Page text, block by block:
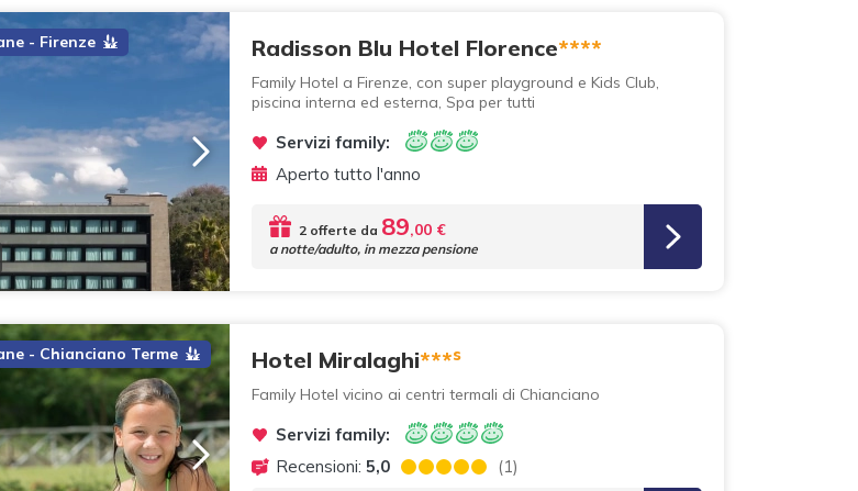
- Firenze Radisson Blu Hotel Florence****
Family Hotel a Firenze, con super playground e Kids Club,
piscina interna ed esterna, Spa per tutti
Servizi family:
Aperto tutto l'anno
2 offerte da 89,00 €
a notte/adulto, in mezza pensione
- Chianciano Terme Hotel Miralaghi***s
Family Hotel vicino ai centri termali di Chianciano
Servizi family:
Recensioni: 5,0 (1)